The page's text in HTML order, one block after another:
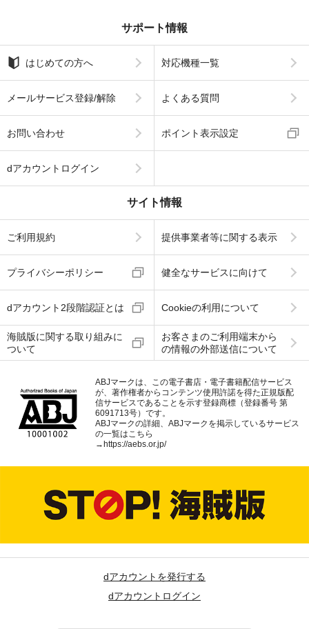
サポート情報
はじめての方へ 対応機種一覧
メールサービス登録/解除 よくある質問
お問い合わせ ポイント表示設定
dアカウントログイン
サイト情報
ご利用規約 提供事業者等に関する表示
プライバシーポリシー 健全なサービスに向けて
dアカウント2段階認証とは Cookieの利用について
海賊版に関する取り組みに
ついて
お客さまのご利用端末から
の情報の外部送信について
ABJマークは、この電子書店・電子書籍配信サービス
が、著作権者からコンテンツ使用許諾を得た正規版配
信サービスであることを示す登録商標（登録番号 第
6091713号）です。
ABJマークの詳細、ABJマークを掲示しているサービス
の一覧はこちら
→https://aebs.or.jp/
dアカウントを発行する
dアカウントログイン